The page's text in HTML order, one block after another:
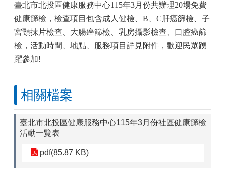
臺北市北投區健康服務中心115年3月份共辦理20場免費
健康篩檢，檢查項目包含成人健檢、B、C肝癌篩檢、子
宮頸抹片檢查、大腸癌篩檢、乳房攝影檢查、口腔癌篩
檢，活動時間、地點、服務項目詳見附件 ，歡迎民眾踴
躍參加!
相關檔案
臺北市北投區健康服務中心115年3月份社區健康篩檢
活動一覽表
pdf(85.87 KB)